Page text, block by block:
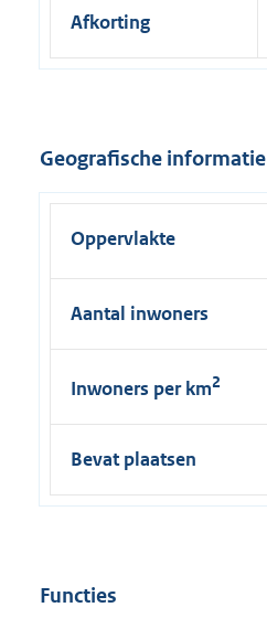
l
k
Afkorting
Geografische informatie
Oppervlakte
Aantal inwoners
Inwoners per km2
Bevat plaatsen
Functies